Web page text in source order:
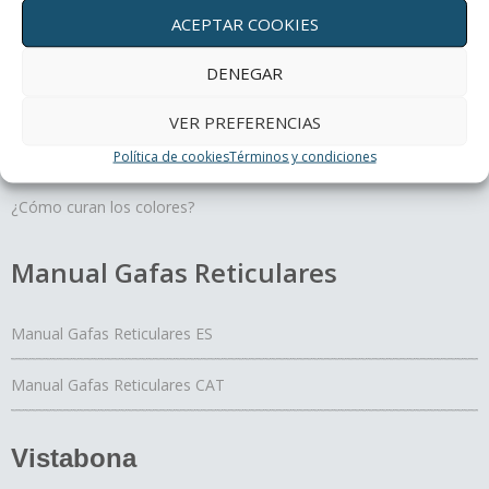
ACEPTAR COOKIES
DENEGAR
VER PREFERENCIAS
Política de cookiesTérminos y condiciones
Terapias oculares
Movimiento y profundidad, un regalo para tus ojos
¿Cómo curan los colores?
Manual Gafas Reticulares
Manual Gafas Reticulares ES
Manual Gafas Reticulares CAT
Vistabona